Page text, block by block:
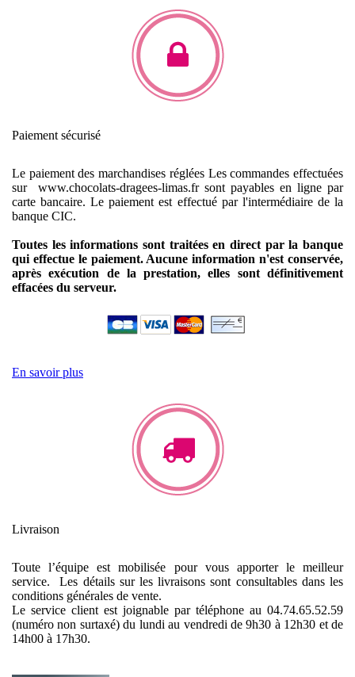
Paiement sécurisé
Le paiement des marchandises réglées Les commandes effectuées
sur www.chocolats-dragees-limas.fr sont payables en ligne par
carte bancaire. Le paiement est effectué par l'intermédiaire de la
banque CIC.
Toutes les informations sont traitées en direct par la banque
qui effectue le paiement. Aucune information n'est conservée,
après exécution de la prestation, elles sont définitivement
effacées du serveur.
En savoir plus
Livraison
Toute l’équipe est mobilisée pour vous apporter le meilleur
service. Les détails sur les livraisons sont consultables dans les
conditions générales de vente.
Le service client est joignable par téléphone au 04.74.65.52.59
(numéro non surtaxé) du lundi au vendredi de 9h30 à 12h30 et de
14h00 à 17h30.